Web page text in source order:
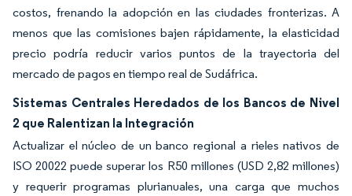
costos, frenando la adopción en las ciudades fronterizas. A
menos que las comisiones bajen rápidamente, la elasticidad
precio podría reducir varios puntos de la trayectoria del
mercado de pagos en tiempo real de Sudáfrica.
Sistemas Centrales Heredados de los Bancos de Nivel
2 que Ralentizan la Integración
Actualizar el núcleo de un banco regional a rieles nativos de
ISO 20022 puede superar los R50 millones (USD 2,82 millones)
y requerir programas plurianuales, una carga que muchos